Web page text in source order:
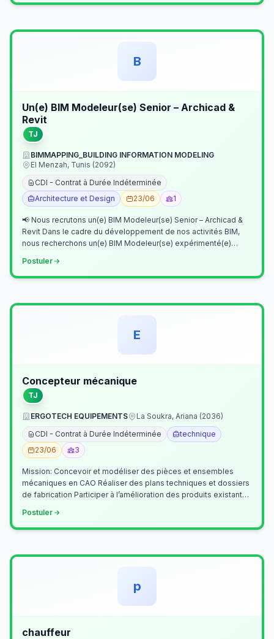
B
Un(e) BIM Modeleur(se) Senior – Archicad &
Revit
TJ
BIMMAPPING_BUILDING INFORMATION MODELING
El Menzah, Tunis (2092)
CDI - Contrat à Durée Indéterminée
Architecture et Design
23/06 1
📢 Nous recrutons un(e) BIM Modeleur(se) Senior – Archicad &
Revit Dans le cadre du développement de nos activités BIM,
nous recherchons un(e) BIM Modeleur(se) expérimenté(e)
Postuler
E
Concepteur mécanique
TJ
ERGOTECH EQUIPEMENTS
La Soukra, Ariana (2036)
CDI - Contrat à Durée Indéterminée
technique
23/06
3
Mission: Concevoir et modéliser des pièces et ensembles
mécaniques en CAO Réaliser des plans techniques et dossiers
de fabrication Participer à l’amélioration des produits existants
Postuler
p
chauffeur